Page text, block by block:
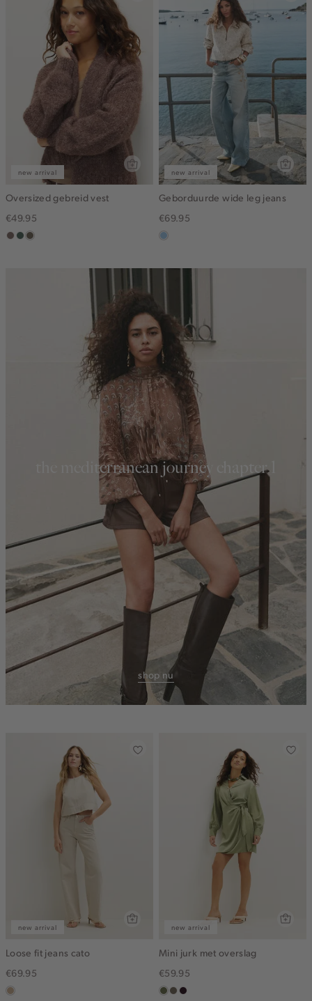
new arrival
Oversized gebreid vest
€49.95
taupe
groen,
bruin
new arrival
Geborduurde wide leg jeans
€69.95
blauw,
light
the mediterranean journey chapter 1
shop nu
new arrival
Loose fit jeans cato
€69.95
zand
new arrival
Mini jurk met overslag
€59.95
groen,
middenbruin
bordeaux,